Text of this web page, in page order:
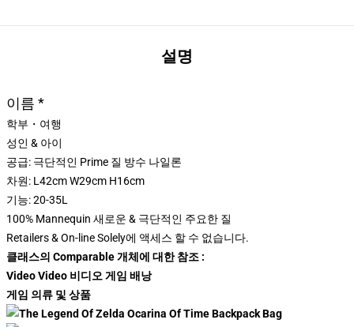
설명
이름 *
학부・여행
성인 & 아이
공급: 극단적인 Prime 질 방수 나일론
차원: L42cm W29cm H16cm
기능: 20-35L
100% Mannequin 새로운 & 극단적인 주요한 질
Retailers & On-line Solely에 액세스 할 수 없습니다.
클래스의 Comparable 개체에 대한 참조 :
Video Video 비디오 게임 배낭
게임 의류 및 상품